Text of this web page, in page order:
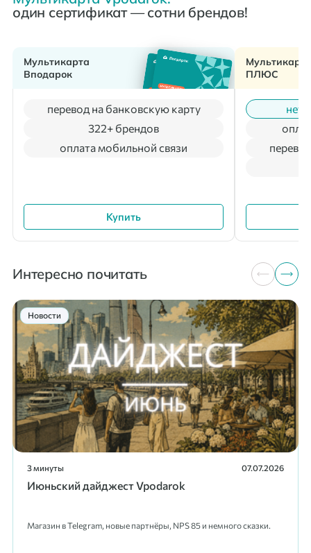
один сертификат — сотни брендов!
Мультикарта
Вподарок
оплата мобильной связи
перевод на банковскую карту
322+ брендов
Купить
Мультикарта
ПЛЮС
нет
Интересно почитать
3 минуты 07.07.2026
Июньский дайджест Vpodarok
Магазин в Telegram, новые партнёры, NPS 85 и немного сказки.
Новости